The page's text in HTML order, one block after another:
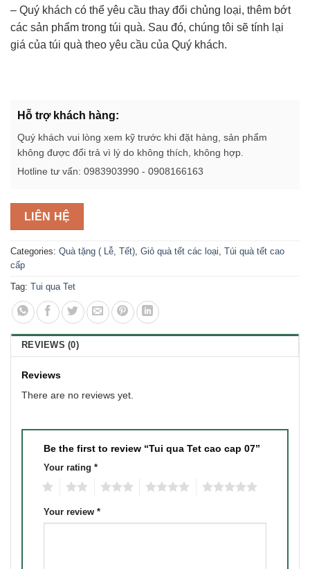
– Quý khách có thể yêu cầu thay đổi chủng loại, thêm bớt
các sản phẩm trong túi quà. Sau đó, chúng tôi sẽ tính lại
giá của túi quà theo yêu cầu của Quý khách.
Hỗ trợ khách hàng:
Quý khách vui lòng xem kỹ trước khi đặt hàng, sản phẩm
không được đổi trả vì lý do không thích, không hợp.
Hotline tư vấn: 0983903990 - 0908166163
LIÊN HỆ
Categories: Quà tặng ( Lễ, Tết), Giỏ quà tết các loại, Túi quà tết cao
cấp
Tag: Tui qua Tet
REVIEWS (0)
Reviews
There are no reviews yet.
Be the first to review “Tui qua Tet cao cap 07”
Your rating *
Your review *